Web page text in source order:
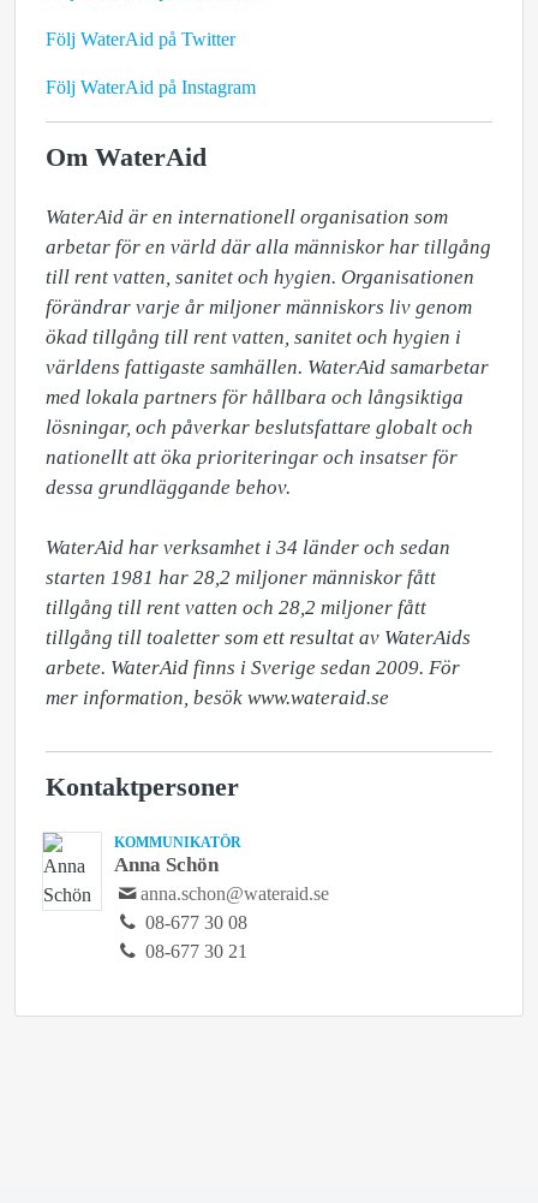
Följ WaterAid på Twitter
Följ WaterAid på Instagram
Om WaterAid
WaterAid är en internationell organisation som
arbetar för en värld där alla människor har tillgång
till rent vatten, sanitet och hygien. Organisationen
förändrar varje år miljoner människors liv genom
ökad tillgång till rent vatten, sanitet och hygien i
världens fattigaste samhällen. WaterAid samarbetar
med lokala partners för hållbara och långsiktiga
lösningar, och påverkar beslutsfattare globalt och
nationellt att öka prioriteringar och insatser för
dessa grundläggande behov.
WaterAid har verksamhet i 34 länder och sedan
starten 1981 har 28,2 miljoner människor fått
tillgång till rent vatten och 28,2 miljoner fått
tillgång till toaletter som ett resultat av WaterAids
arbete. WaterAid finns i Sverige sedan 2009. För
mer information, besök www.wateraid.se
Kontaktpersoner
KOMMUNIKATÖR
Anna Schön
anna.schon@wateraid.se
08-677 30 08
08-677 30 21